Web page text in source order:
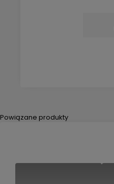
Powiązane produkty